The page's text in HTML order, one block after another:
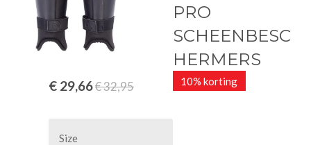
PRO
SCHEENBESC
HERMERS
10% korting
€ 29,66€ 32,95
Size